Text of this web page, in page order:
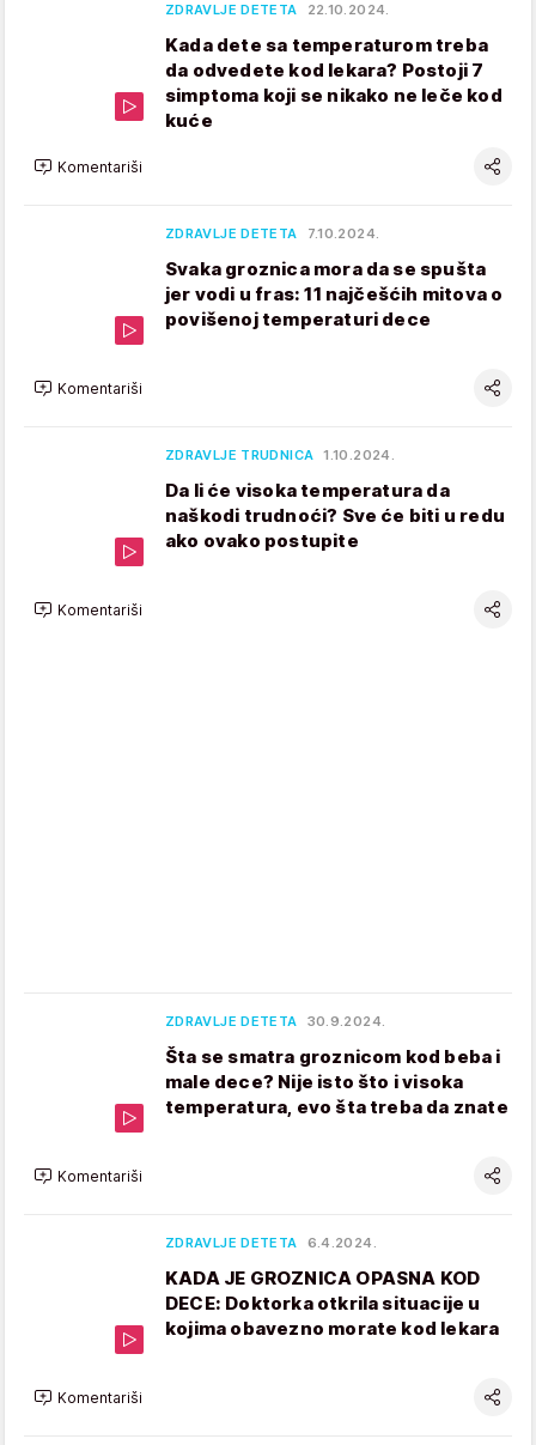
ZDRAVLJE DETETA 22.10.2024.
Kada dete sa temperaturom treba
da odvedete kod lekara? Postoji 7
simptoma koji se nikako ne leče kod
kuće
Komentariši
ZDRAVLJE DETETA 7.10.2024.
Svaka groznica mora da se spušta
jer vodi u fras: 11 najčešćih mitova o
povišenoj temperaturi dece
Komentariši
ZDRAVLJE TRUDNICA 1.10.2024.
Da li će visoka temperatura da
naškodi trudnoći? Sve će biti u redu
ako ovako postupite
Komentariši
ZDRAVLJE DETETA 30.9.2024.
Šta se smatra groznicom kod beba i
male dece? Nije isto što i visoka
temperatura, evo šta treba da znate
Komentariši
ZDRAVLJE DETETA 6.4.2024.
KADA JE GROZNICA OPASNA KOD
DECE: Doktorka otkrila situacije u
kojima obavezno morate kod lekara
Komentariši